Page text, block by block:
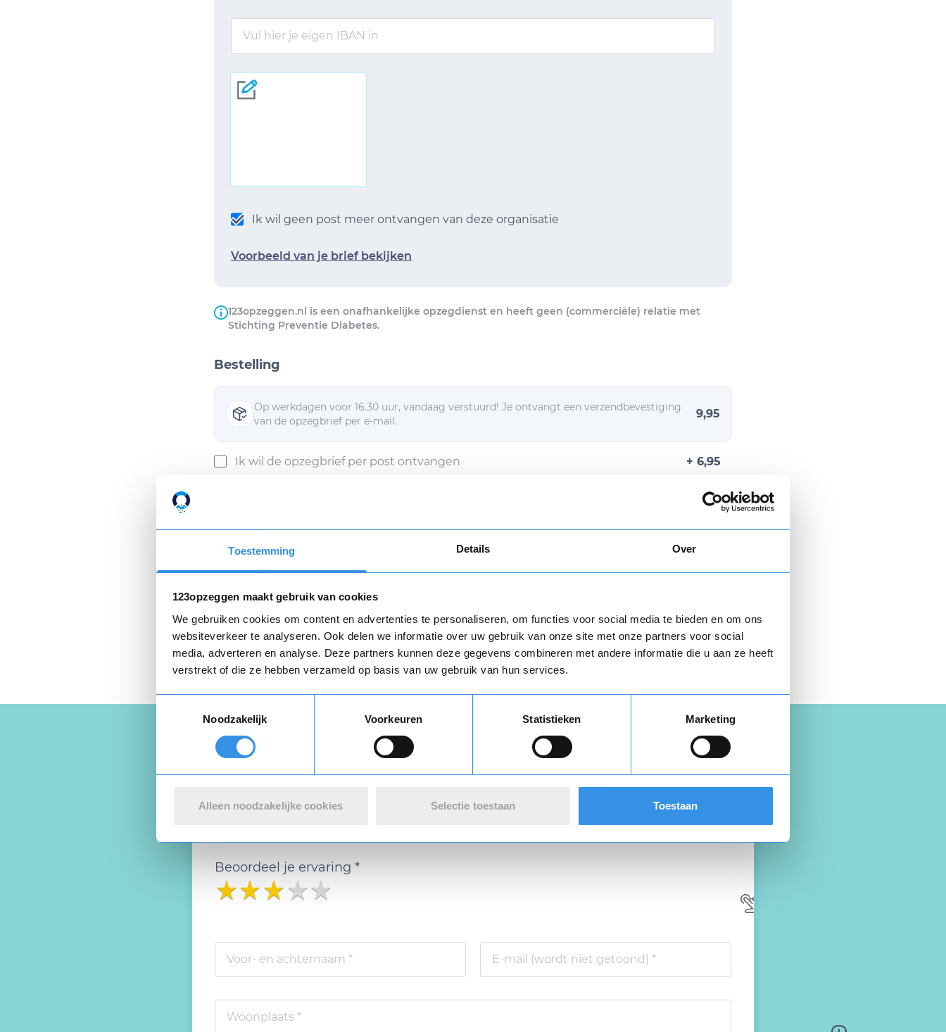
Toestemming Details Over
123opzeggen maakt gebruik van cookies
We gebruiken cookies om content en advertenties te personaliseren, om functies voor social media te bieden en om ons
websiteverkeer te analyseren. Ook delen we informatie over uw gebruik van onze site met onze partners voor social
media, adverteren en analyse. Deze partners kunnen deze gegevens combineren met andere informatie die u aan ze heeft
verstrekt of die ze hebben verzameld op basis van uw gebruik van hun services.
Toestemmingsselectie
Noodzakelijk
Voorkeuren Statistieken Marketing
Alleen noodzakelijke cookies Selectie toestaan Toestaan
Ik wil geen post meer ontvangen van deze organisatie
Voorbeeld van je brief bekijken
123opzeggen.nl is een onafhankelijke opzegdienst en heeft geen (commerciële) relatie met
Stichting Preventie Diabetes.
Bestelling
Op werkdagen voor 16.30 uur, vandaag verstuurd! Je ontvangt een verzendbevestiging
van de opzegbrief per e-mail.
9,95
Ik wil de opzegbrief per post ontvangen + 6,95
Als ik mijn opzegging verstuur dan ga ik akkoord met een eenmalige afschrijving van € 9,95.
Privacyverklaring
en algemene voorwaarden
Download hier gratis je
opzegbrief
Deel je ervaring met de opzegdienst van 123opzeggen
Beoordeel je ervaring *